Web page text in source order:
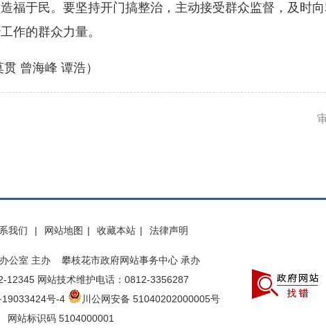
福于民。要坚持开门搞整治，主动接受群众监督，及时
作的群众力量。
曾海峰 谭浩）
我们 | 网站地图 | 收藏本站 | 法律声明
公室 主办 攀枝花市政府网站事务中心 承办
12345 网站技术维护电话：0812-3356287
19033424号-4
川公网安备 51040202000005号
网站标识码 5104000001